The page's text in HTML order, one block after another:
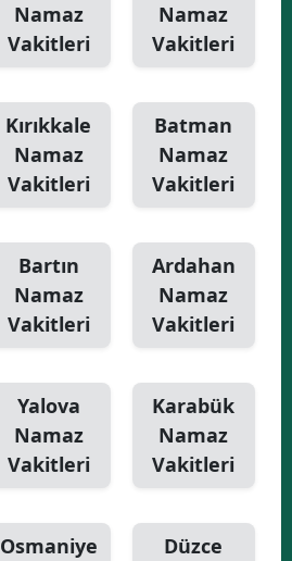
Namaz
Vakitleri
Namaz
Vakitleri
Kırıkkale
Namaz
Vakitleri
Batman
Namaz
Vakitleri
Bartın
Namaz
Vakitleri
Ardahan
Namaz
Vakitleri
Yalova
Namaz
Vakitleri
Karabük
Namaz
Vakitleri
Osmaniye
Düzce